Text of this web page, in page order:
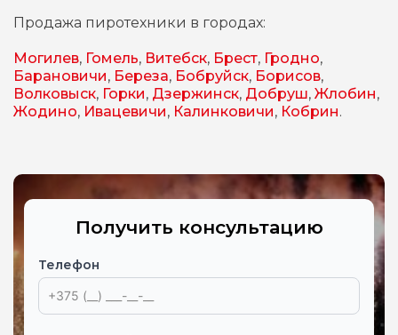
Продажа пиротехники в городах:
Могилев, Гомель, Витебск, Брест, Гродно,
Барановичи, Береза, Бобруйск, Борисов,
Волковыск, Горки, Дзержинск, Добруш, Жлобин,
Жодино, Ивацевичи, Калинковичи, Кобрин.
Получить консультацию
Телефон